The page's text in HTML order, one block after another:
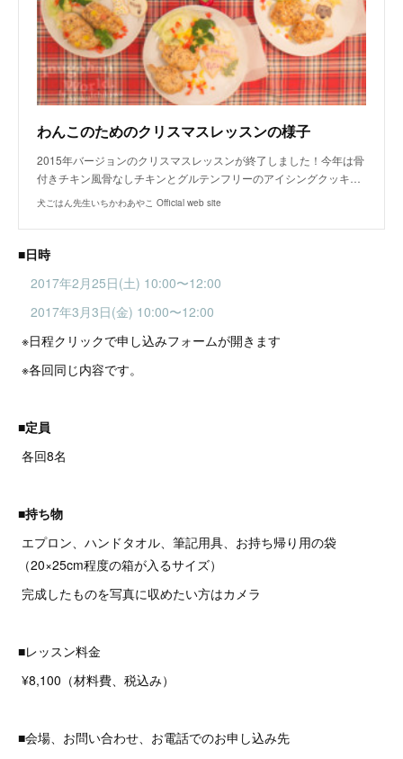
わんこのためのクリスマスレッスンの様子
2015年バージョンのクリスマスレッスンが終了しました！今年は骨
付きチキン風骨なしチキンとグルテンフリーのアイシングクッキ…
犬ごはん先生いちかわあやこ Official web site
■日時
2017年2月25日(土) 10:00〜12:00
2017年3月3日(金) 10:00〜12:00
※日程クリックで申し込みフォームが開きます
※各回同じ内容です。
■定員
各回8名
■持ち物
エプロン、ハンドタオル、筆記用具、お持ち帰り用の袋
（20×25cm程度の箱が入るサイズ）
完成したものを写真に収めたい方はカメラ
■レッスン料金
¥8,100（材料費、税込み）​
■会場、お問い合わせ、お電話でのお申し込み先